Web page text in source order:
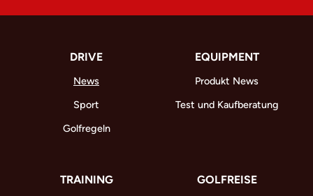
DRIVE
News
Sport
Golfregeln
EQUIPMENT
Produkt News
Test und Kaufberatung
TRAINING GOLFREISE